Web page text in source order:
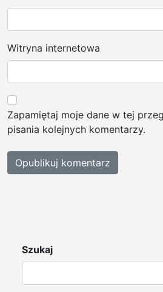
Witryna internetowa
Zapamiętaj moje dane w tej
pisania kolejnych komentarzy.
Szukaj